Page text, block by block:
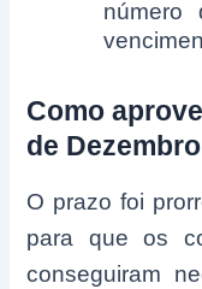
número
Como
de Dezembro
O prazo foi
para que os
conseguiram